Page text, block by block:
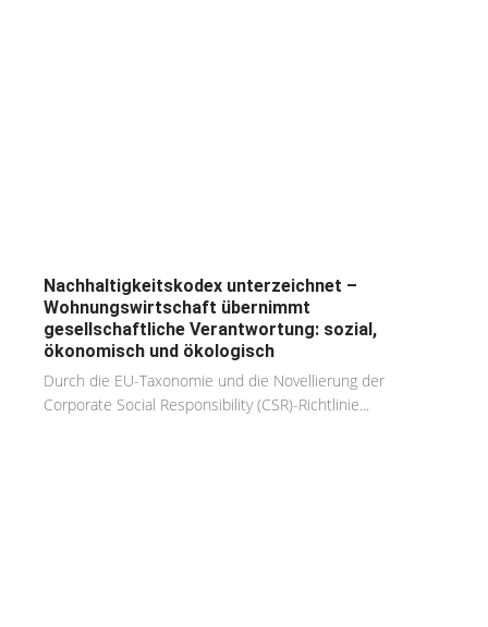
Nachhaltigkeitskodex unterzeichnet –
Wohnungswirtschaft übernimmt
gesellschaftliche Verantwortung: sozial,
ökonomisch und ökologisch
Durch die EU-Taxonomie und die Novellierung der
Corporate Social Responsibility (CSR)-Richtlinie...